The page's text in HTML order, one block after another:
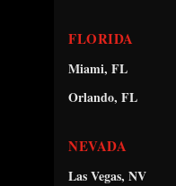
FLORIDA
Miami, FL
Orlando, FL
NEVADA
Las Vegas, NV